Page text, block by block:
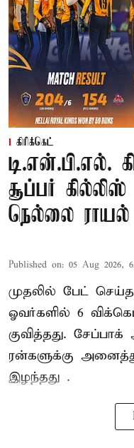
கிரிக்கெட்
டி.என்.பி.எல்.
சூப்பர்
நெல்லை ராயல்
Published on: 05 Aug 2026,
முதலில் பேட்
ஓவர்களில் 6
குவித்தது.
ரன்களுக்கு
இழந்தது .